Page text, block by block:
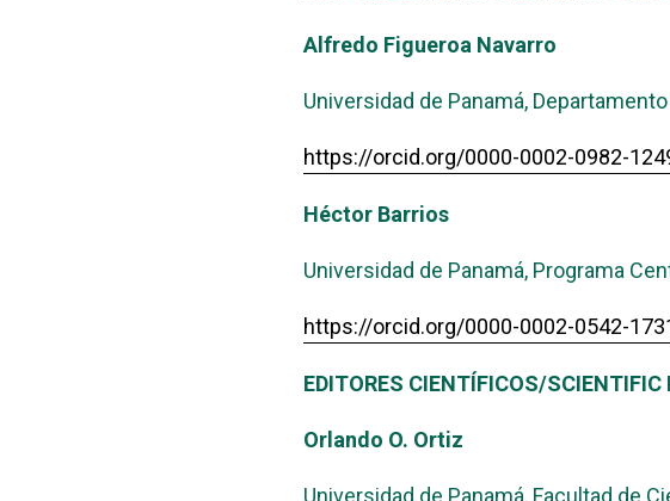
Alfredo Figueroa Navarro
Universidad de Panamá,
https://orcid.org/0000-0002-0982-
Héctor Barrios
Universidad de Panamá, Programa
https://orcid.org/0000-0002-0542-
EDITORES CIENTÍFICOS/SCIENTIFIC
Orlando O. Ortiz
Universidad de Panamá, Facultad de